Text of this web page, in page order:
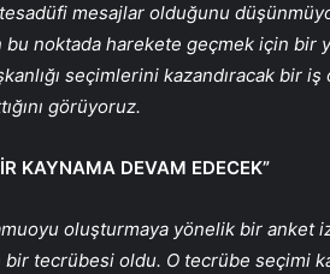
mesajlar olduğunu
bu noktada harekete geçmek için
seçimlerini kazandıracak bir
görüyoruz.
KAYNAMA DEVAM EDECEK”
oluşturmaya yönelik bir anket
tecrübesi oldu. O tecrübe seçimi